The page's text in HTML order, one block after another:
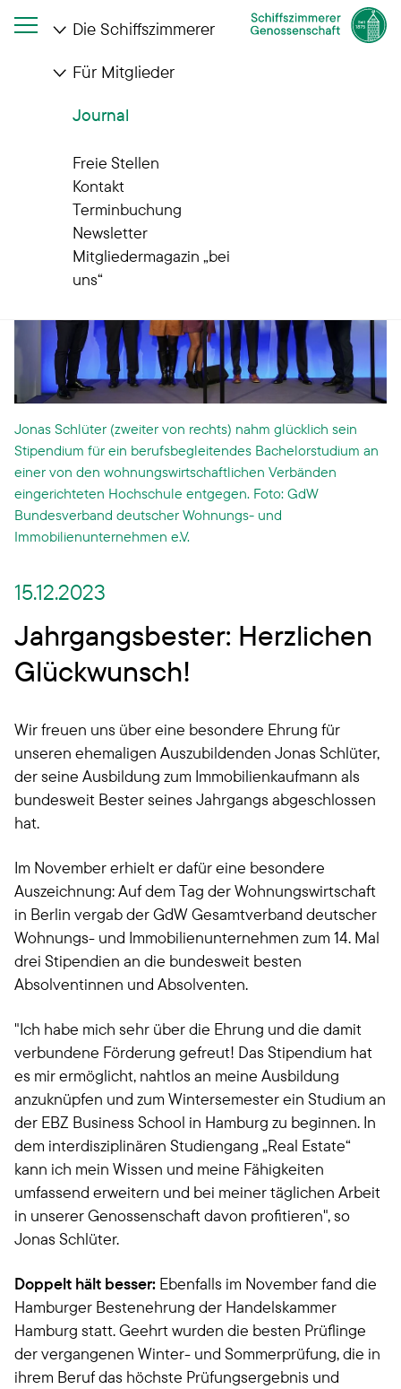
Die Schiffszimmerer
Für Mitglieder
Journal
Freie Stellen
Kontakt
Terminbuchung
Newsletter
Mitgliedermagazin „bei
uns“
Startseite
Journal Jahrgangsbester: Herzlichen Glückwunsch!
Jonas Schlüter (zweiter von rechts) nahm glücklich sein
Stipendium für ein berufsbegleitendes Bachelorstudium an
einer von den wohnungswirtschaftlichen Verbänden
eingerichteten Hochschule entgegen. Foto: GdW
Bundesverband deutscher Wohnungs- und
Immobilienunternehmen e.V.
15.12.2023
Jahrgangsbester: Herzlichen
Glückwunsch!
Wir freuen uns über eine besondere Ehrung für
unseren ehemaligen Auszubildenden Jonas Schlüter,
der seine Ausbildung zum Immobilienkaufmann als
bundesweit Bester seines Jahrgangs abgeschlossen
hat.
Im November erhielt er dafür eine besondere
Auszeichnung: Auf dem Tag der Wohnungswirtschaft
in Berlin vergab der GdW Gesamtverband deutscher
Wohnungs- und Immobilienunternehmen zum 14. Mal
drei Stipendien an die bundesweit besten
Absolventinnen und Absolventen.
"Ich habe mich sehr über die Ehrung und die damit
verbundene Förderung gefreut! Das Stipendium hat
es mir ermöglicht, nahtlos an meine Ausbildung
anzuknüpfen und zum Wintersemester ein Studium an
der EBZ Business School in Hamburg zu beginnen. In
dem interdisziplinären Studiengang „Real Estate“
kann ich mein Wissen und meine Fähigkeiten
umfassend erweitern und bei meiner täglichen Arbeit
in unserer Genossenschaft davon profitieren", so
Jonas Schlüter.
Doppelt hält besser: Ebenfalls im November fand die
Hamburger Bestenehrung der Handelskammer
Hamburg statt. Geehrt wurden die besten Prüflinge
der vergangenen Winter- und Sommerprüfung, die in
ihrem Beruf das höchste Prüfungsergebnis und